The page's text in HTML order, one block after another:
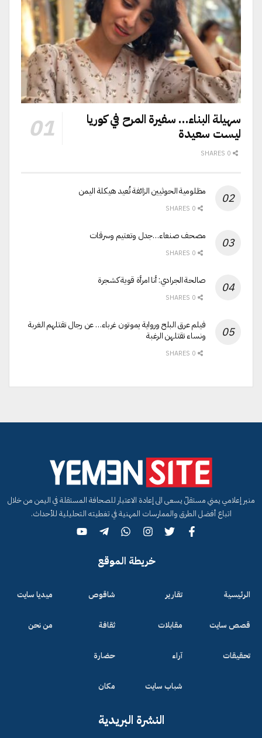
سهيلة البناء… سفيرة المرح في كوريا
ليست سعيدة
مظلومية الحوثيين الزائفة تُعيد هيكلة اليمن
مصحف صنعاء…جدل وتعتيم وسرقات
صالحة الجرادي: أنا امرأة قوية كشجرة
فيلم عرق البلح ورواية يموتون غرباء… عن رجال تقتلهم الغربة
ونساء تقتلهن الرغبة
منبر إعلامي يمني مستقلّ يسعى الى إعادة الاعتبار للصحافة المستقلة في اليمن من خلال
اتباع أفضل الطرق والممارسات المهنية في تغطيته التحليلية للأحداث.
خريطة الموقع
الرئيسية
قصص سايت
تحقيقات
تقارير
مقابلات
آراء
شباب سايت
شاقوص
ثقافة
حضارة
مكان
ميديا سايت
من نحن
النشرة البريدية